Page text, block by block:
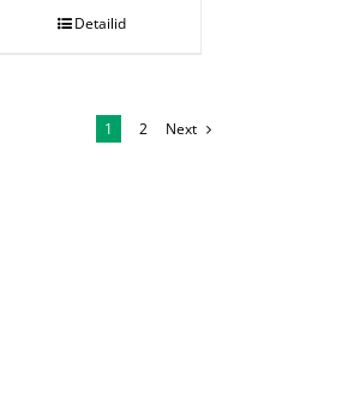
Detailid
1 2 Next